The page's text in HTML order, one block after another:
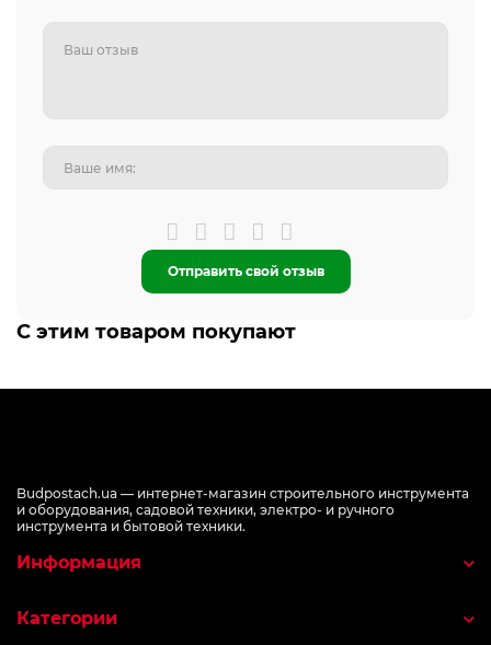
Отправить свой отзыв
С этим товаром покупают
Budpostach.ua — интернет-магазин строительного инструмента
и оборудования, садовой техники, электро- и ручного
инструмента и бытовой техники.
Информация
Категории